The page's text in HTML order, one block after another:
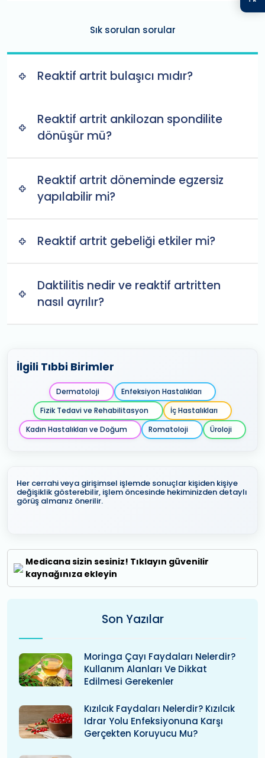
Sık sorulan sorular
Reaktif artrit bulaşıcı mıdır?
Reaktif artrit ankilozan spondilite
dönüşür mü?
Reaktif artrit döneminde egzersiz
yapılabilir mi?
Reaktif artrit gebeliği etkiler mi?
Daktilitis nedir ve reaktif artritten
nasıl ayrılır?
İlgili Tıbbi Birimler
Dermatoloji
Enfeksiyon Hastalıkları
Fizik Tedavi ve Rehabilitasyon
İç Hastalıkları
Kadın Hastalıkları ve Doğum
Romatoloji Üroloji
Her cerrahi veya girişimsel işlemde sonuçlar kişiden kişiye
değişiklik gösterebilir, işlem öncesinde hekiminizden detaylı
görüş almanız önerilir.
Medicana sizin sesiniz! Tıklayın güvenilir
kaynağınıza ekleyin
Son Yazılar
Moringa Çayı Faydaları Nelerdir?
Kullanım Alanları Ve Dikkat
Edilmesi Gerekenler
Kızılcık Faydaları Nelerdir? Kızılcık
Idrar Yolu Enfeksiyonuna Karşı
Gerçekten Koruyucu Mu?